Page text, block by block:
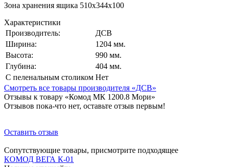
Зона хранения ящика 510х344х100
Характеристики
Производитель:
ДСВ
Ширина:
1204 мм.
Высота:
990 мм.
Глубина:
404 мм.
С пеленальным столиком Нет
Смотреть все товары производителя «ДСВ»
Отзывы к товару «Комод МК 1200.8 Мори»
Отзывов пока-что нет, оставьте отзыв первым!
Оставить отзыв
Сопутствующие товары, присмотрите подходящее
КОМОД ВЕГА К-01